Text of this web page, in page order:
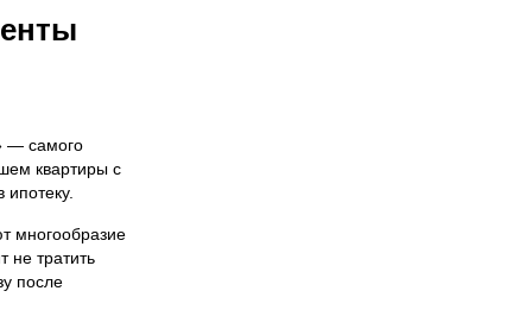
— самого
квартиры с
ипотеку.
многообразие
не тратить
после